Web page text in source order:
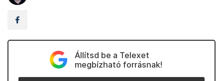
Állítsd be a Telexet
megbízható forrásnak!